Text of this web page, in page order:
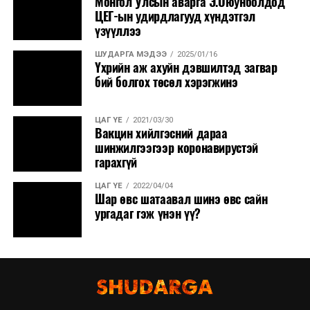
ЦЕГ-ын удирдлагууд хүндэтгэл
үзүүллээ
ШУДАРГА МЭДЭЭ 2025/01/16
Үхрийн аж ахуйн дэвшилтэд загвар
бий болгох төсөл хэрэгжинэ
ЦАГ ҮЕ 2021/03/30
Вакцин хийлгэсний дараа
шинжилгээгээр коронавирустэй
гарахгүй
ЦАГ ҮЕ 2022/04/04
Шар өвс шатаавал шинэ өвс сайн
ургадаг гэж үнэн үү?